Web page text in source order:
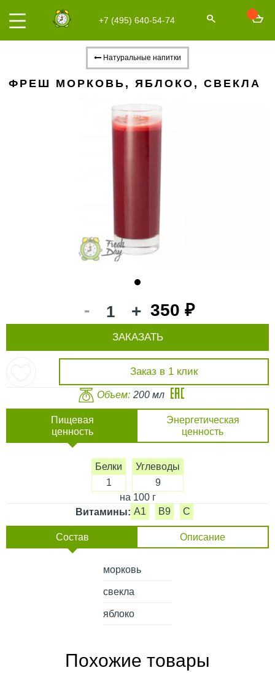
+7 (495) 640-54-74
Натуральные напитки
ФРЕШ МОРКОВЬ, ЯБЛОКО, СВЕКЛА
- + 350 ₽
Заказ в 1 клик
ЗАКАЗАТЬ
Объем: 200 мл
Пищевая
ценность
Энергетическая
ценность
Белки
1
Углеводы
9
на 100 г
Витамины: A1 B9 C
Состав Описание
морковь
свекла
яблоко
Похожие товары